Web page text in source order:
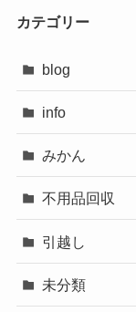
カテゴリー
blog
info
みかん
不用品回収
引越し
未分類